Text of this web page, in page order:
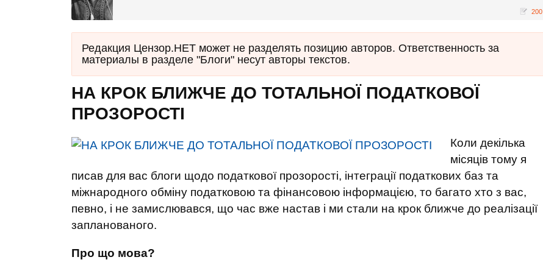
200
Редакция Цензор.НЕТ может не разделять позицию авторов. Ответственность за
материалы в разделе "Блоги" несут авторы текстов.
НА КРОК БЛИЖЧЕ ДО ТОТАЛЬНОЇ ПОДАТКОВОЇ
ПРОЗОРОСТІ
Коли декілька
місяців тому я
писав для вас блоги щодо податкової прозорості, інтеграції податкових баз та
міжнародного обміну податковою та фінансовою інформацією, то багато хто з вас,
певно, і не замислювався, що час вже настав і ми стали на крок ближче до реалізації
запланованого.
Про що мова?